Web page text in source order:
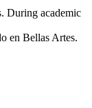
During academic
en Bellas Artes.